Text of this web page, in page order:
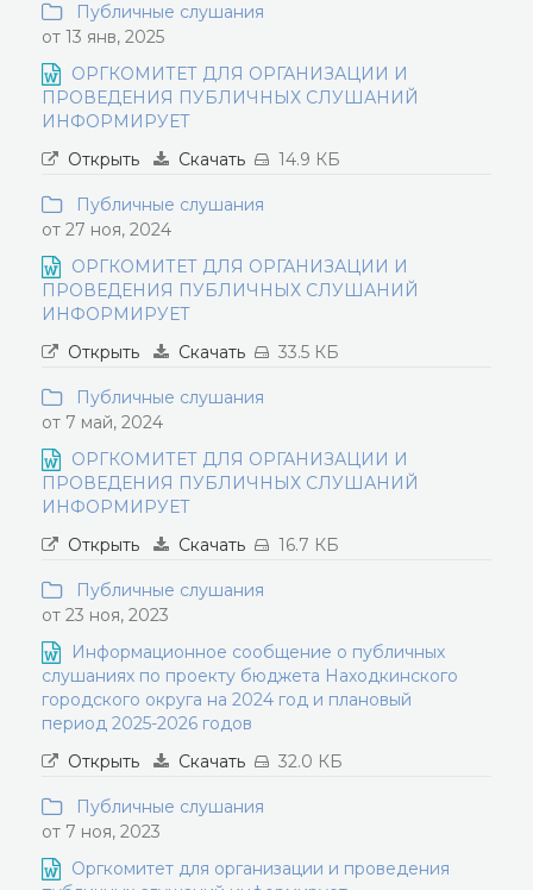
Публичные слушания
от 13 янв, 2025
ОРГКОМИТЕТ ДЛЯ ОРГАНИЗАЦИИ И
ПРОВЕДЕНИЯ ПУБЛИЧНЫХ СЛУШАНИЙ
ИНФОРМИРУЕТ
Открыть
Скачать 14.9 КБ
Публичные слушания
от 27 ноя, 2024
ОРГКОМИТЕТ ДЛЯ ОРГАНИЗАЦИИ И
ПРОВЕДЕНИЯ ПУБЛИЧНЫХ СЛУШАНИЙ
ИНФОРМИРУЕТ
Открыть
Скачать 33.5 КБ
Публичные слушания
от 7 май, 2024
ОРГКОМИТЕТ ДЛЯ ОРГАНИЗАЦИИ И
ПРОВЕДЕНИЯ ПУБЛИЧНЫХ СЛУШАНИЙ
ИНФОРМИРУЕТ
Открыть
Скачать 16.7 КБ
Публичные слушания
от 23 ноя, 2023
Информационное сообщение о публичных
слушаниях по проекту бюджета Находкинского
городского округа на 2024 год и плановый
период 2025-2026 годов
Открыть
Скачать 32.0 КБ
Публичные слушания
от 7 ноя, 2023
Оргкомитет для организации и проведения